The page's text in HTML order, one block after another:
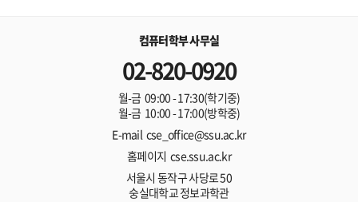
컴퓨터학부 사무실
02-820-0920
월-금 09:00 - 17:30(학기중)
월-금 10:00 - 17:00(방학중)
E-mail cse_office@ssu.ac.kr
홈페이지 cse.ssu.ac.kr
서울시 동작구 사당로 50
숭실대학교 정보과학관